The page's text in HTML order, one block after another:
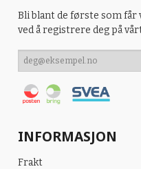
Bli blant de første som
ved å registrere deg på
INFORMASJON
Frakt